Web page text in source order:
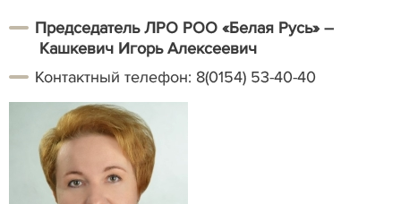
Председатель ЛРО РОО «Белая Русь» –
Кашкевич Игорь Алексеевич
Контактный телефон: 8(0154) 53-40-40